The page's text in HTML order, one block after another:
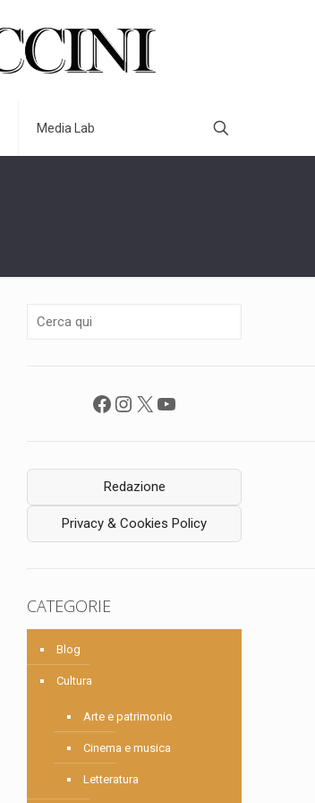
Media Lab
Facebook
Instagram
X YouTube
Redazione
Privacy & Cookies Policy
CATEGORIE
Blog
Cultura
Arte e patrimonio
Cinema e musica
Letteratura